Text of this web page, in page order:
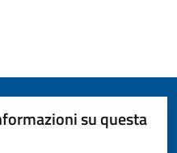
su questa